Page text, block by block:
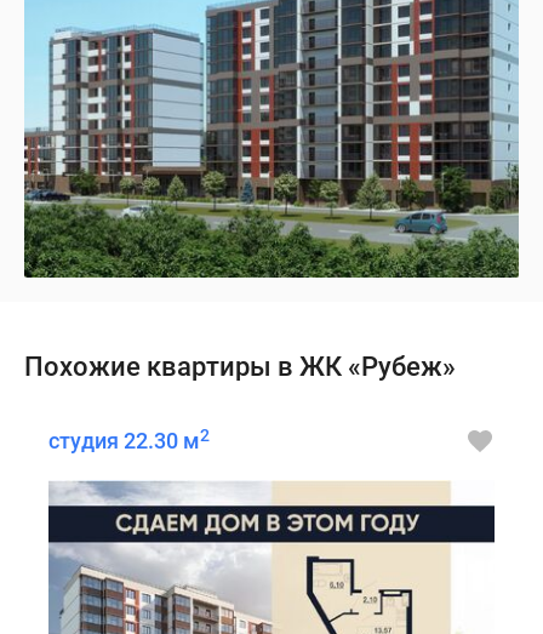
Похожие квартиры в ЖК «Рубеж»
студия 22.30 м2